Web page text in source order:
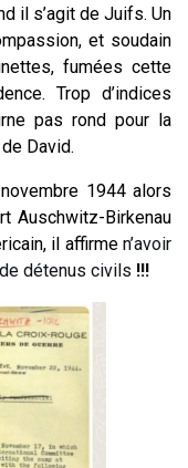
il s’agit de Juifs. Un
et soudain
fumées cette
Trop d’indices
pas rond pour la
David.
1944 alors
Auschwitz-Birkenau
il affirme n’avoir
détenus civils !!!